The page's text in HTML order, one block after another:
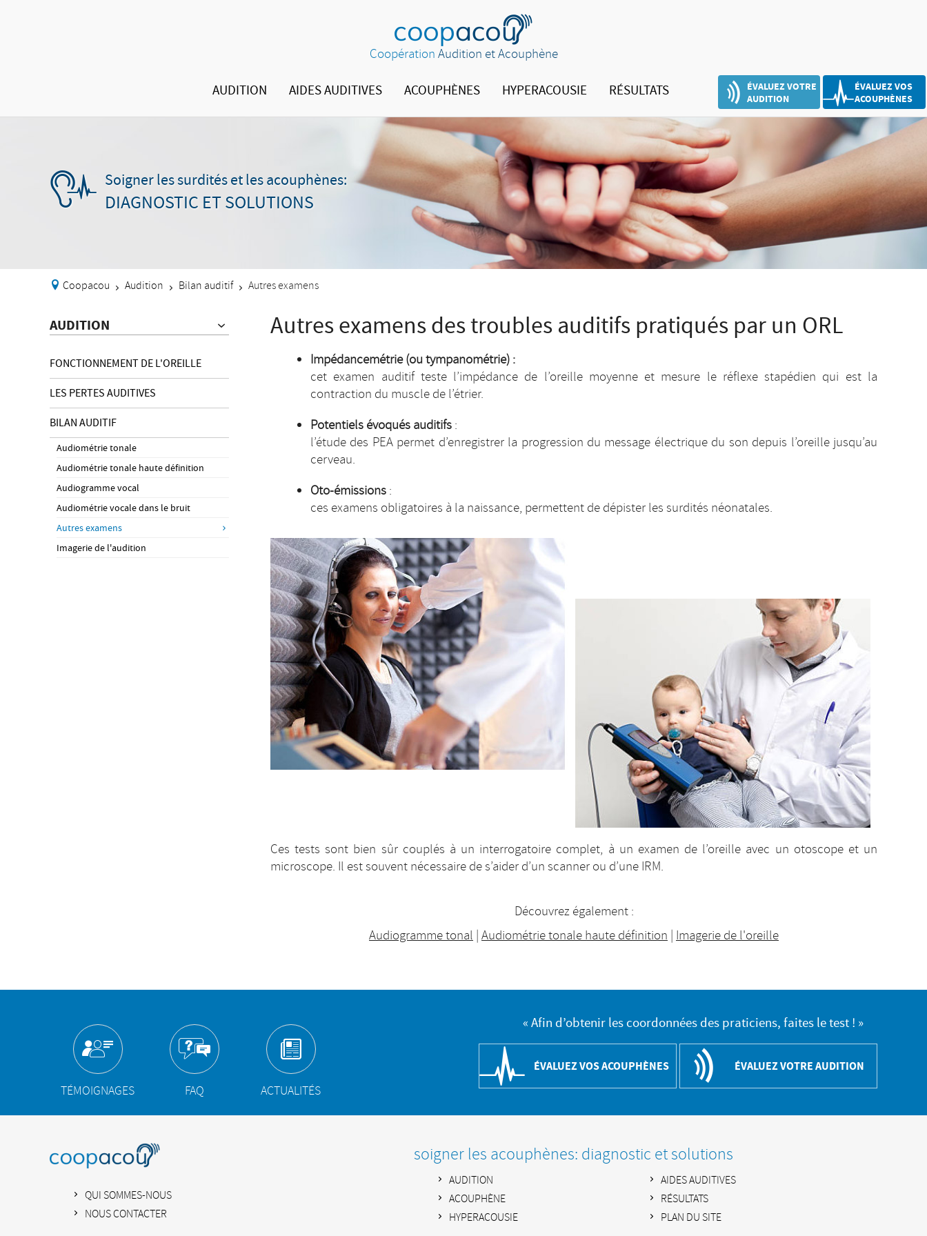
CoopérationAudition et Acouphène
AUDITION AIDES AUDITIVES ACOUPHÈNES HYPERACOUSIE RÉSULTATS
ÉVALUEZ VOTRE
AUDITION
ÉVALUEZ VOS
ACOUPHÈNES
Soigner les surdités et les acouphènes:
DIAGNOSTIC ET SOLUTIONS
Coopacou > Audition > Bilan auditif > Autres examens
AUDITION
FONCTIONNEMENT DE L'OREILLE
LES PERTES AUDITIVES
BILAN AUDITIF
Audiométrie tonale
Audiométrie tonale haute définition
Audiogramme vocal
Audiométrie vocale dans le bruit
Autres examens
Imagerie de l'audition
Autres examens des troubles auditifs pratiqués par un ORL
Impédancemétrie (ou tympanométrie) :
cet examen auditif teste l’impédance de l’oreille moyenne et mesure le réflexe stapédien qui est la
contraction du muscle de l’étrier.
Potentiels évoqués auditifs:
l’étude des PEA permet d’enregistrer la progression du message électrique du son depuis l’oreille jusqu’au
cerveau.
Oto-émissions:
ces examens obligatoires à la naissance, permettent de dépister les surdités néonatales.
Ces tests sont bien sûr couplés à un interrogatoire complet, à un examen de l’oreille avec un otoscope et un
microscope. Il est souvent nécessaire de s’aider d’un scanner ou d’une IRM.
Découvrez également :
Audiogramme tonal|Audiométrie tonale haute définition|Imagerie de l'oreille
TÉMOIGNAGES FAQ ACTUALITÉS
« Afin d’obtenir les coordonnées des praticiens, faites le test ! »
ÉVALUEZ VOS ACOUPHÈNES ÉVALUEZ VOTRE AUDITION
QUI SOMMES-NOUS
NOUS CONTACTER
soigner les acouphènes: diagnostic et solutions
AUDITION
ACOUPHÈNE
HYPERACOUSIE
AIDES AUDITIVES
RÉSULTATS
PLAN DU SITE